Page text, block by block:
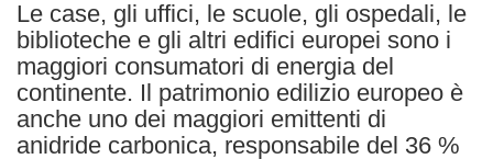
Le case, gli uffici, le scuole, gli ospedali, le
biblioteche e gli altri edifici europei sono i
maggiori consumatori di energia del
continente. Il patrimonio edilizio europeo è
anche uno dei maggiori emittenti di
anidride carbonica, responsabile del 36 %